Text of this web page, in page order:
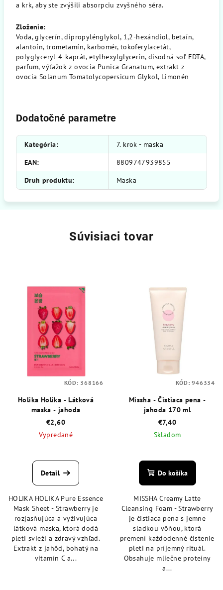
a krk, aby ste zvýšili absorpciu zvyšného séra.
Zloženie:
Voda, glycerín, dipropylénglykol, 1,2-hexándiol, betaín,
alantoín, trometamín, karbomér, tokoferylacetát,
polyglyceryl-4-kaprát, etylhexylglycerín, disodná soľ EDTA,
parfum, výťažok z ovocia Punica Granatum, extrakt z
ovocia Solanum Tomatolycopersicum Glykol, Limonén
Dodatočné parametre
Kategória:
7. krok - maska
EAN:
8809747939855
Druh produktu: Maska
Súvisiaci tovar
Holika Holika - Látková
maska - jahoda
€2,60
Vypredané
hodnotenie
produktu
z
5
hviezdičiek.
Detail
HOLIKA HOLIKA Pure Essence
Mask Sheet - Strawberry je
rozjasňujúca a vyživujúca
látková maska, ktorá dodá
pleti svieži a zdravý vzhľad.
Extrakt z jahôd, bohatý na
vitamín C a...
KÓD: 368166
Missha - Čistiaca pena -
jahoda 170 ml
€7,40
Skladom
hodnotenie
produktu
z
5
hviezdičiek.
Do košíka
MISSHA Creamy Latte
Cleansing Foam - Strawberry
je čistiaca pena s jemne
sladkou vôňou, ktorá
premení každodenné čistenie
pleti na príjemný rituál.
Obsahuje mliečne proteíny
a...
KÓD:946334